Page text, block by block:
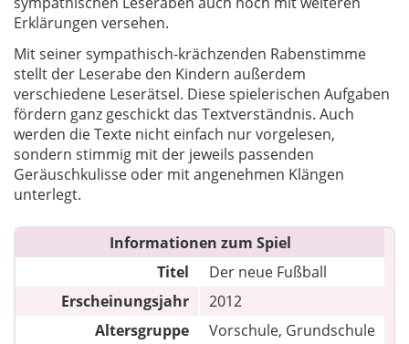
Erklärungen versehen.
Mit seiner sympathisch-krächzenden Rabenstimme
stellt der Leserabe den Kindern außerdem
verschiedene Leserätsel. Diese spielerischen Aufgaben
fördern ganz geschickt das Textverständnis. Auch
werden die Texte nicht einfach nur vorgelesen,
sondern stimmig mit der jeweils passenden
Geräuschkulisse oder mit angenehmen Klängen
unterlegt.
Informationen zum Spiel
Titel
Der neue Fußball
Erscheinungsjahr
2012
Altersgruppe
Vorschule, Grundschule